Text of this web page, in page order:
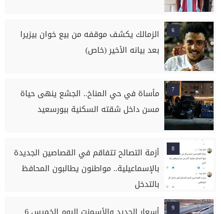
6
الزمالك يكشف موقفه من بيع خوان بيزيرا
بعد بيانه الأخير (خاص)
7
مأساة في حي المناخ.. الجشع ينهى حياة
مسن داخل شقته السكنية ببورسعيد
8
أزمة التصالح تتفاقم في القصاصين الجديدة
بالإسماعيلية.. مواطنون يطالبون المحافظ
بالتدخل
9